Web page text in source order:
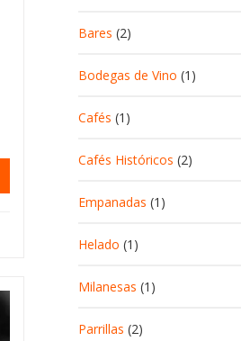
Bares (2)
Bodegas de Vino (1)
Cafés (1)
Cafés Históricos (2)
Empanadas (1)
Helado (1)
Milanesas (1)
Parrillas (2)